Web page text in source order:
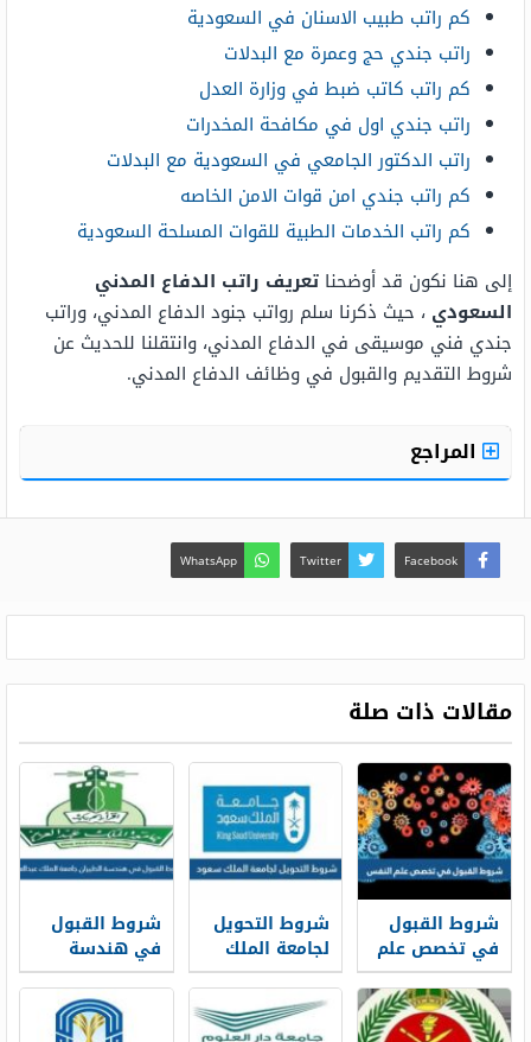
كم راتب طبيب الاسنان في السعودية
راتب جندي حج وعمرة مع البدلات
كم راتب كاتب ضبط في وزارة العدل
راتب جندي اول في مكافحة المخدرات
راتب الدكتور الجامعي في السعودية مع البدلات
كم راتب جندي امن قوات الامن الخاصه
كم راتب الخدمات الطبية للقوات المسلحة السعودية
إلى هنا نكون قد أوضحنا تعريف راتب الدفاع المدني
السعودي ، حيث ذكرنا سلم رواتب جنود الدفاع المدني، وراتب
جندي فني موسيقى في الدفاع المدني، وانتقلنا للحديث عن
شروط التقديم والقبول في وظائف الدفاع المدني.
المراجع
Facebook
Twitter
WhatsApp
مقالات ذات صلة
شروط القبول
في تخصص علم
النفس ونسب
القبول 1448
شروط التحويل
لجامعة الملك
سعود من
جامعات خارجية
1448
شروط القبول
في هندسة
الطيران جامعة
الملك عبدالعزيز